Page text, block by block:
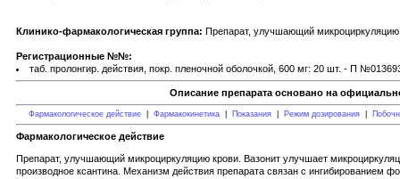
Клинико-фармакологическая группа: Препарат, улучшающий микроциркуляцию.
Регистрационные №№:
таб. пролонгир. действия, покр. пленочной оболочкой, 600 мг: 20 шт. - П
Описание препарата основано на
Фармакологическое действие| Фармакокинетика| Показания| Режим дозирования|
Фармакологическое действие
Препарат, улучшающий микроциркуляцию крови. Вазонит улучшает
производное ксантина. Механизм действия препарата связан с ингибированием